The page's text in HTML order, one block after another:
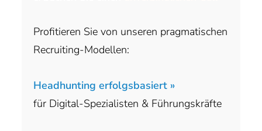
Profitieren Sie von unseren pragmatischen
Recruiting-Modellen:
Headhunting erfolgsbasiert »
für Digital-Spezialisten & Führungskräfte